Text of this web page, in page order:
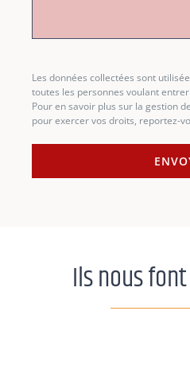
Les données collectées sont
toutes les personnes voulant
Pour en savoir plus sur la gestion
pour exercer vos droits, reportez-
Ils nous